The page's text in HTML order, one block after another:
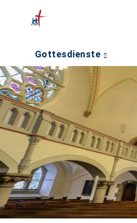
Gottesdienste